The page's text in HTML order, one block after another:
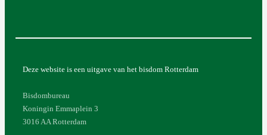
Deze website is een uitgave van het bisdom Rotterdam
Bisdombureau
Koningin Emmaplein 3
3016 AA Rotterdam